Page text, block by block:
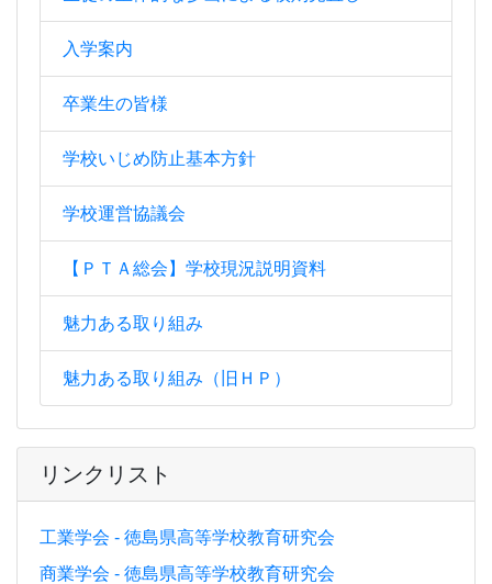
入学案内
卒業生の皆様
学校いじめ防止基本方針
学校運営協議会
【ＰＴＡ総会】学校現況説明資料
魅力ある取り組み
魅力ある取り組み（旧ＨＰ）
リンクリスト
工業学会 - 徳島県高等学校教育研究会
商業学会 - 徳島県高等学校教育研究会